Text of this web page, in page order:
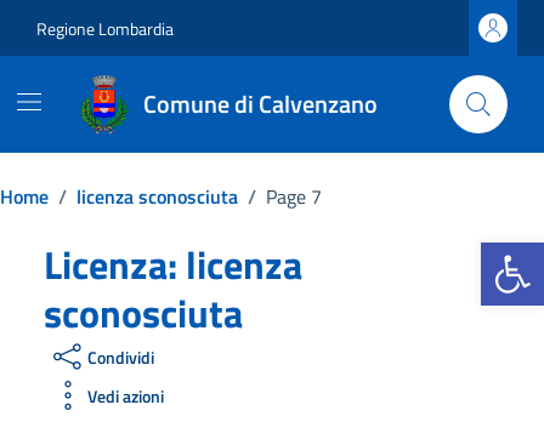
Apri la
Regione Lombardia
Comune di Calvenzano
Home / licenza sconosciuta / Page 7
Licenza: licenza
sconosciuta
Condividi
Vedi azioni